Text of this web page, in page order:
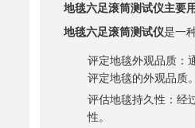
地毯六足滚筒测试仪主要
地毯六足滚筒测试仪是一
评定地毯外观品质：
评定地毯的外观品质
评估地毯持久性 ：经
性。